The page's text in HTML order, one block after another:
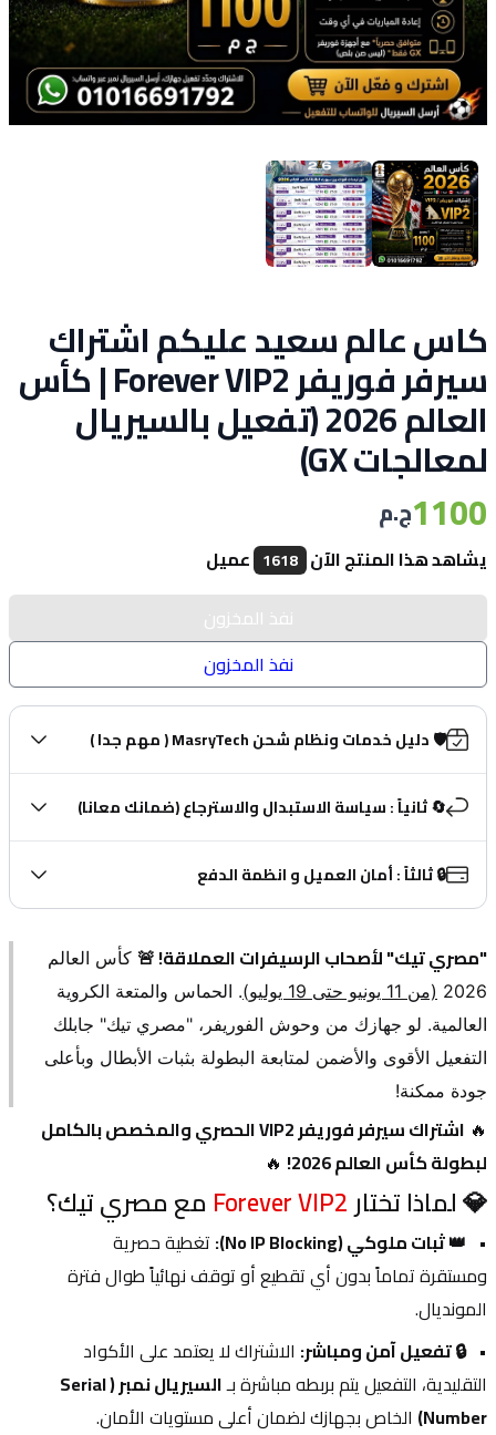
كاس عالم سعيد عليكم اشتراك
سيرفر فوريفر Forever VIP2 | كأس
العالم 2026 (تفعيل بالسيريال
لمعالجات GX)
1100ج.م
يشاهد هذا المنتج الآن 1618 عميل
نفذ المخزون
نفذ المخزون
🛡️ دليل خدمات ونظام شحن MasryTech ( مهم جدا )
🔄 ثانياً : سياسة الاستبدال والاسترجاع (ضمانك معانا)
🔒 ثالثاً : أمان العميل و انظمة الدفع
"مصري تيك" لأصحاب الرسيفرات العملاقة! 🚨
2026 (من 11 يونيو حتى 19 يوليو)
جودة ممكنة!
🔥
لبطولة كأس العالم 2026!
🔥
💎 لماذا تختار Forever VIP2 مع مصري تيك؟
👑 ثبات ملوكي (No IP Blocking):
المونديال.
🔒 تفعيل آمن ومباشر:
التقليدية، التفعيل يتم بربطه مباشرة بـ
السيريال نمبر (Serial
Number) الخاص بجهازك لضمان أعلى مستويات الأمان.